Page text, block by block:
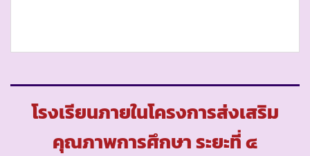
โรงเรียนภายในโครงการส่งเสริม
คุณภาพการศึกษา ระยะที่ ๔